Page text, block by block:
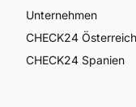
Unternehmen
CHECK24 Österreich
CHECK24 Spanien